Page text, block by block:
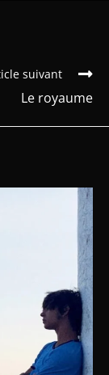
suivant
Le royaume